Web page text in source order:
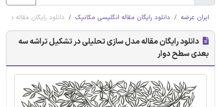
ایران عرضه دانلود رایگان مقاله انگلیسی مکانیک دانلود رایگان مقاله
دانلود رایگان مقاله مدل سازی تحلیلی در تشکیل تراشه سه
بعدی سطح دوار